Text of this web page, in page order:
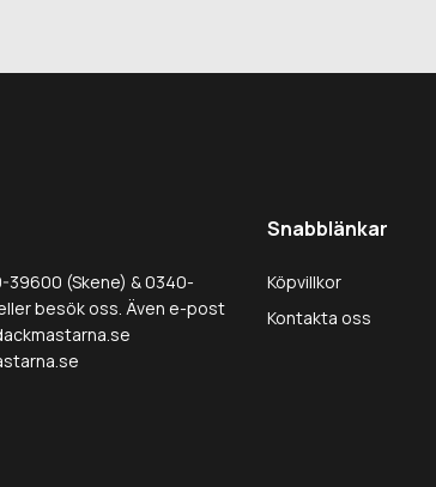
39600 (Skene) & 0340-
besök oss. Även e-post
Snabblänkar
Köpvillkor
Kontakta oss